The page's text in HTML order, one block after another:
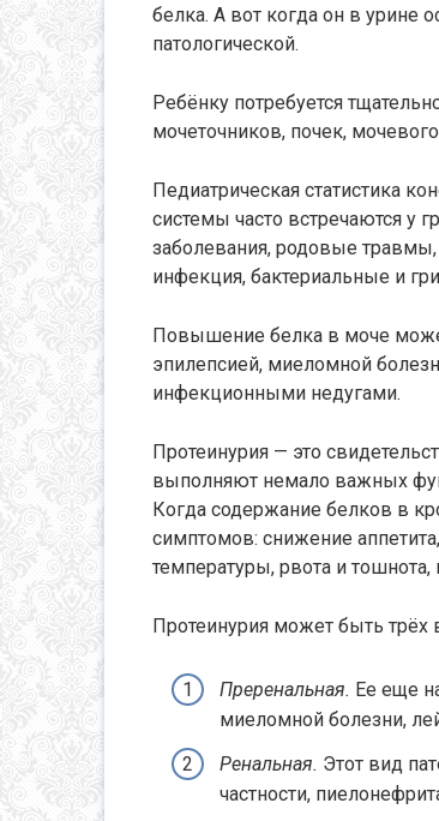
белка. А вот когда он в урине
патологической.
Ребёнку потребуется
мочеточников, почек,
Педиатрическая статистика
системы часто встречаются у
заболевания, родовые травмы,
инфекция, бактериальные и
Повышение белка в моче
эпилепсией, миеломной
инфекционными недугами.
Протеинурия — это
выполняют немало важных
Когда содержание белков в
симптомов: снижение
температуры, рвота и
Протеинурия может быть трёх
Преренальная. Ее еще
миеломной болезни,
Ренальная. Этот вид
частности,